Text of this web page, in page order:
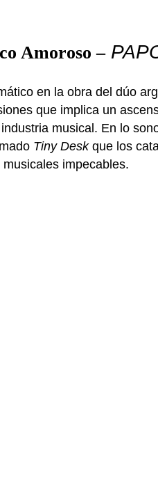
Amoroso –
en la obra del dúo
que implica un
musical. En lo
Tiny Deskque los
impecables.